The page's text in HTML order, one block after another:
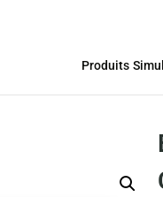
Produits